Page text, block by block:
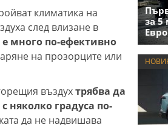
климатика на
след влизане в
много по-ефективно
на прозорците или
въздухтрябва да
няколко градуса по-
да не надвишава
за 5